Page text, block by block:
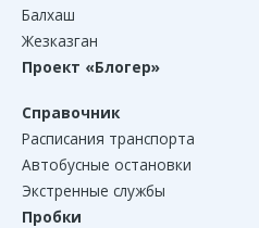
Балхаш
Жезказган
Проект «Блогер»
Справочник
Расписания транспорта
Автобусные остановки
Экстренные службы
Пробки